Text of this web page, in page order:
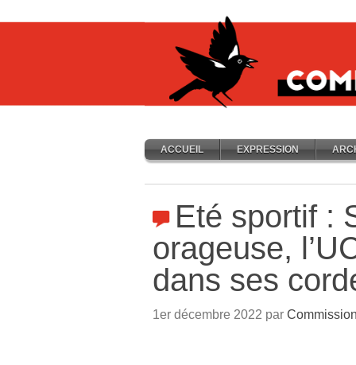
ACCUEIL EXPRESSION
Eté sportif :
orageuse,
dans ses
1er décembre 2022 par